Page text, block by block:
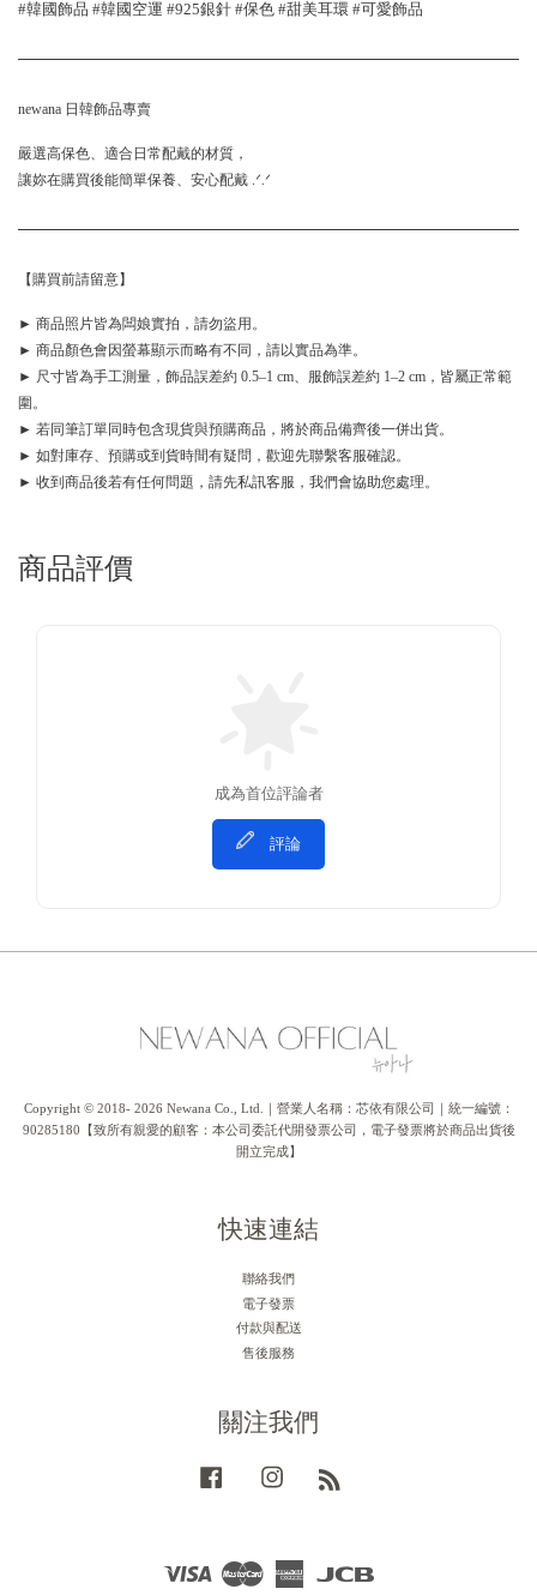
#韓國飾品 #韓國空運 #925銀針 #保色 #甜美耳環 #可愛飾品
newana 日韓飾品專賣
嚴選高保色、適合日常配戴的材質，
讓妳在購買後能簡單保養、安心配戴 .ᐟ.ᐟ
【購買前請留意】
► 商品照片皆為闆娘實拍，請勿盜用。
► 商品顏色會因螢幕顯示而略有不同，請以實品為準。
► 尺寸皆為手工測量，飾品誤差約 0.5–1 cm、服飾誤差約 1–2 cm，皆屬正常範
圍。
► 若同筆訂單同時包含現貨與預購商品，將於商品備齊後一併出貨。
► 如對庫存、預購或到貨時間有疑問，歡迎先聯繫客服確認。
► 收到商品後若有任何問題，請先私訊客服，我們會協助您處理。
商品評價
成為首位評論者
評論
Copyright © 2018- 2026 Newana Co., Ltd.｜營業人名稱：芯依有限公司｜統一編號：
90285180【致所有親愛的顧客：本公司委託代開發票公司，電子發票將於商品出貨後
開立完成】
快速連結
聯絡我們
電子發票
付款與配送
售後服務
關注我們
Facebook Instagram
Visa
American